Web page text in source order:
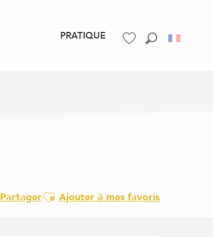
PRATIQUE
PartagerAjouter aux favoris
Ajouter à mes favoris